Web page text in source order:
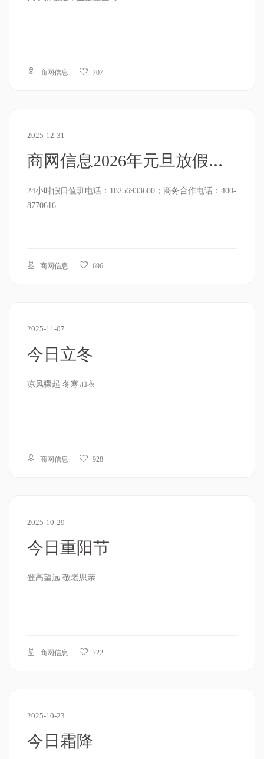
商网信息 707
2025-12-31
商网信息2026年元旦放假通知
24小时假日值班电话：18256933600；商务合作电话：400-
8770616
商网信息 696
2025-11-07
今日立冬
凉风骤起 冬寒加衣
商网信息 928
2025-10-29
今日重阳节
登高望远 敬老思亲
商网信息 722
2025-10-23
今日霜降